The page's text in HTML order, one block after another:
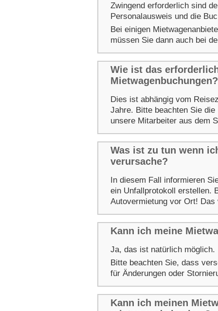
Zwingend erforderlich sind
Personalausweis und die
Bei einigen
müssen Sie dann auch bei
Wie ist das
Mietwagenbuchungen?
Dies ist abhängig vom
Jahre. Bitte beachten Sie
unsere Mitarbeiter aus dem
Was ist zu tun wenn
verursache?
In diesem Fall informieren
ein Unfallprotokoll erstellen.
Autovermietung vor Ort!
Kann ich meine
Ja, das ist natürlich möglich.
Bitte beachten Sie, dass
für Änderungen oder
Kann ich meinen